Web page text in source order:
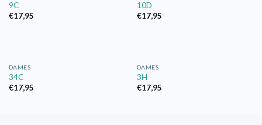
9C
€17,95
10D
€17,95
DAMES
34C
€17,95
DAMES
3H
€17,95